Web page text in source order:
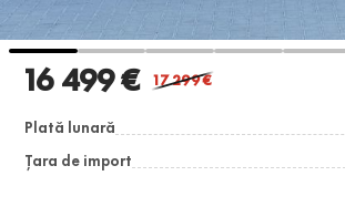
16 499 € 17 299€
Plată lunară
Țara de import